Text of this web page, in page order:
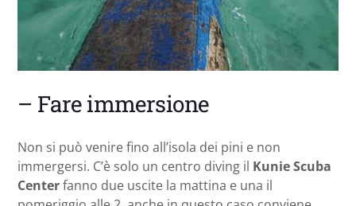
– Fare immersione
Non si può venire fino all’isola dei pini e non
immergersi. C’è solo un centro diving il Kunie Scuba
Centerfanno due uscite la mattina e una il